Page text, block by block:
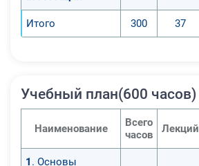
Итого 300 37
Учебный план(600 часов)
Наименование
Всего
часов
Лекций
1 . Основы